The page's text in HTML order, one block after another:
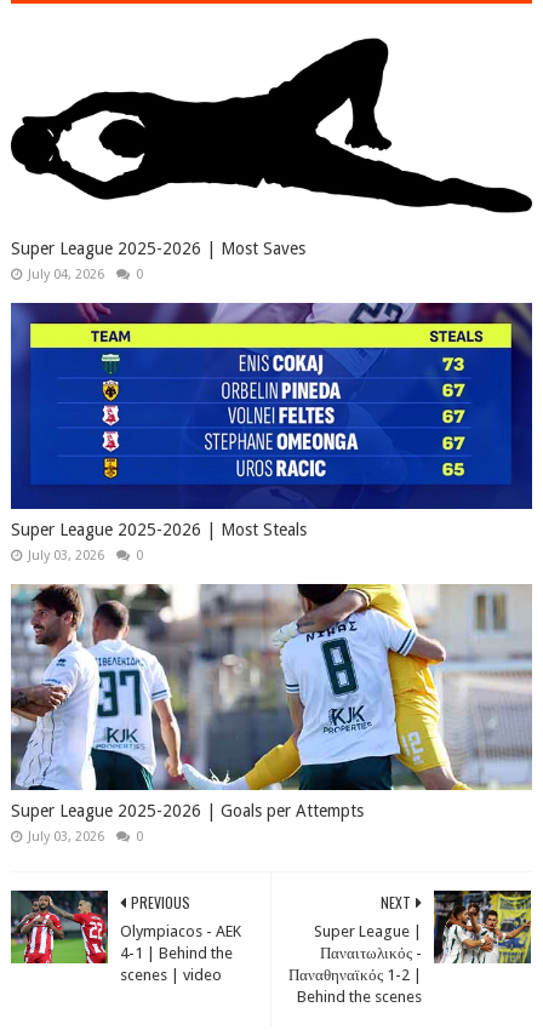
Super League 2025-2026 | Most Saves
July 04, 2026 0
Super League 2025-2026 | Most Steals
July 03, 2026 0
Super League 2025-2026 | Goals per Attempts
July 03, 2026 0
NEXT
Super League |
Παναιτωλικός -
Παναθηναϊκός 1-2 |
Behind the scenes
PREVIOUS
Olympiacos - AEK
4-1 | Behind the
scenes | video